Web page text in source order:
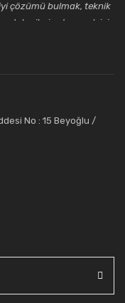
çözümü bulmak, teknik
daha ileriye taşımak için
gelecekte
No : 15 Beyoğlu /